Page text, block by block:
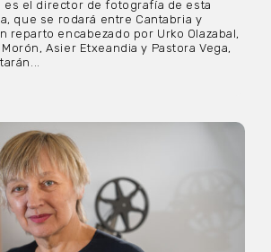
es el director de fotografía de esta
que se rodará entre Cantabria y
reparto encabezado por Urko Olazabal,
Asier Etxeandia y Pastora Vega,